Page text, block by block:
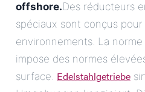
offshore.Des réducteurs
spéciaux sont conçus
environnements. La norme
impose des normes
surface. Edelstahlgetriebe